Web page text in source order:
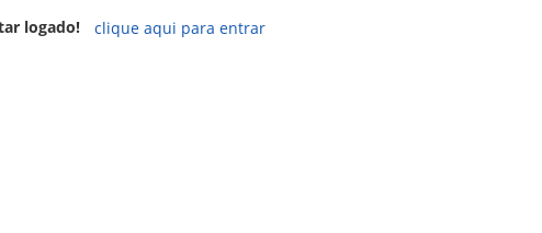
logado! clique aqui para entrar